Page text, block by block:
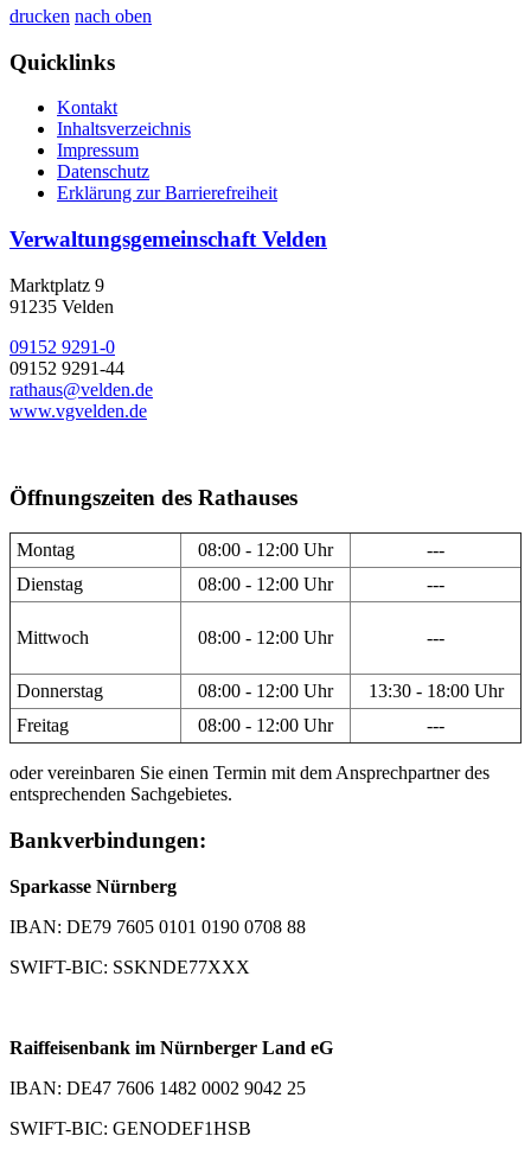
drucken nach oben
Quicklinks
Kontakt
Inhaltsverzeichnis
Impressum
Datenschutz
Erklärung zur Barrierefreiheit
Verwaltungsgemeinschaft Velden
Marktplatz 9
91235 Velden
09152 9291-0
09152 9291-44
rathaus@velden.de
www.vgvelden.de
Öffnungszeiten des Rathauses
Montag 08:00 - 12:00 Uhr
---
Dienstag
08:00 - 12:00 Uhr ---
Mittwoch 08:00 - 12:00 Uhr ---
Donnerstag 08:00 - 12:00 Uhr
13:30 - 18:00 Uhr
Freitag
08:00 - 12:00 Uhr ---
oder vereinbaren Sie einen Termin mit dem Ansprechpartner des
entsprechenden Sachgebietes.
Bankverbindungen:
Sparkasse Nürnberg
IBAN: DE79 7605 0101 0190 0708 88
SWIFT-BIC: SSKNDE77XXX
Raiffeisenbank im Nürnberger Land eG
IBAN: DE47 7606 1482 0002 9042 25
SWIFT-BIC: GENODEF1HSB